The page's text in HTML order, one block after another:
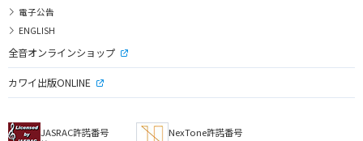
電子公告
ENGLISH
全音オンラインショップ
カワイ出版ONLINE
JASRAC許諾番号
NexTone許諾番号